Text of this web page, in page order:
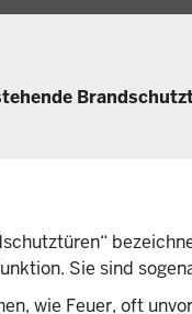
Sie sind
wie Feuer, oft